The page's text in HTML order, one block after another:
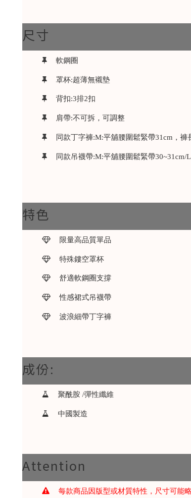
尺寸
軟鋼圈
罩杯:超薄無襯墊
背扣:3排2扣
肩帶:不可拆，可調整
同款丁字褲:M:平舖腰圍鬆緊帶31cm，
同款吊襪帶:M:平舖腰圍鬆緊帶30~31cm/
特色
限量高品質單品
特殊鏤空罩杯
舒適軟鋼圈支撐
性感裙式吊襪帶
波浪細帶丁字褲
成份:
聚酰胺 /彈性纖維
中國製造
Attention
每款商品因版型或材質特性，尺寸可能